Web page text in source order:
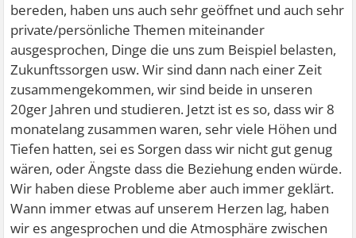
bereden, haben uns auch sehr geöffnet und auch sehr
private/persönliche Themen miteinander
ausgesprochen, Dinge die uns zum Beispiel belasten,
Zukunftssorgen usw. Wir sind dann nach einer Zeit
zusammengekommen, wir sind beide in unseren
20ger Jahren und studieren. Jetzt ist es so, dass wir 8
monatelang zusammen waren, sehr viele Höhen und
Tiefen hatten, sei es Sorgen dass wir nicht gut genug
wären, oder Ängste dass die Beziehung enden würde.
Wir haben diese Probleme aber auch immer geklärt.
Wann immer etwas auf unserem Herzen lag, haben
wir es angesprochen und die Atmosphäre zwischen